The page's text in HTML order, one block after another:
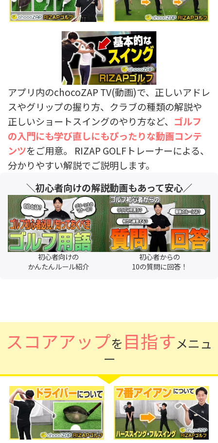
アプリ内のchocoZAP TV(動画)で、正しいアドレ
スやグリップの握り方、クラブの種類の解説や
正しいショートスイングのやり方など、 ゴルフ
の入門にも学び直しにもぴったりな動画コンテ
ンツをご用意。 RIZAP GOLFトレーナーによる、
分かりやすい解説でご説明します。
＼初心者向けの解説動画もあって安心／
初心者向けの
かんたんルール紹介
初心者からの
10の質問に回答！
スコアアップを 目指すメニュ
ー